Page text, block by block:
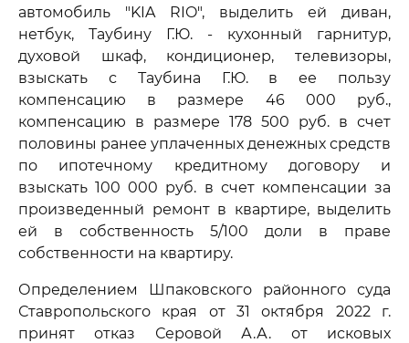
автомобиль "KIA RIO", выделить ей диван,
нетбук, Таубину Г.Ю. - кухонный гарнитур,
духовой шкаф, кондиционер, телевизоры,
взыскать с Таубина Г.Ю. в ее пользу
компенсацию в размере 46 000 руб.,
компенсацию в размере 178 500 руб. в счет
половины ранее уплаченных денежных средств
по ипотечному кредитному договору и
взыскать 100 000 руб. в счет компенсации за
произведенный ремонт в квартире, выделить
ей в собственность 5/100 доли в праве
собственности на квартиру.
Определением Шпаковского районного суда
Ставропольского края от 31 октября 2022 г.
принят отказ Серовой А.А. от исковых